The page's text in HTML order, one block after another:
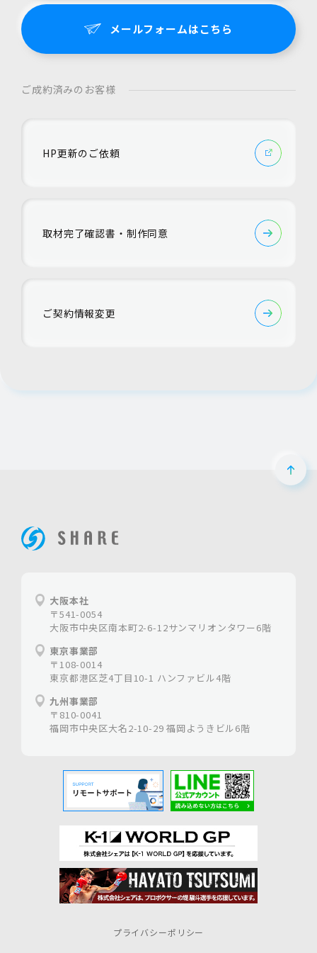
メールフォームはこちら
ご成約済みのお客様
HP更新のご依頼
取材完了確認書・制作同意
ご契約情報変更
ペー
大阪本社
〒541-0054
大阪市中央区南本町2-6-12サンマリオンタワー6階
東京事業部
〒108-0014
東京都港区芝4丁目10-1 ハンファビル4階
九州事業部
〒810-0041
福岡市中央区大名2-10-29 福岡ようきビル6階
プライバシーポリシー